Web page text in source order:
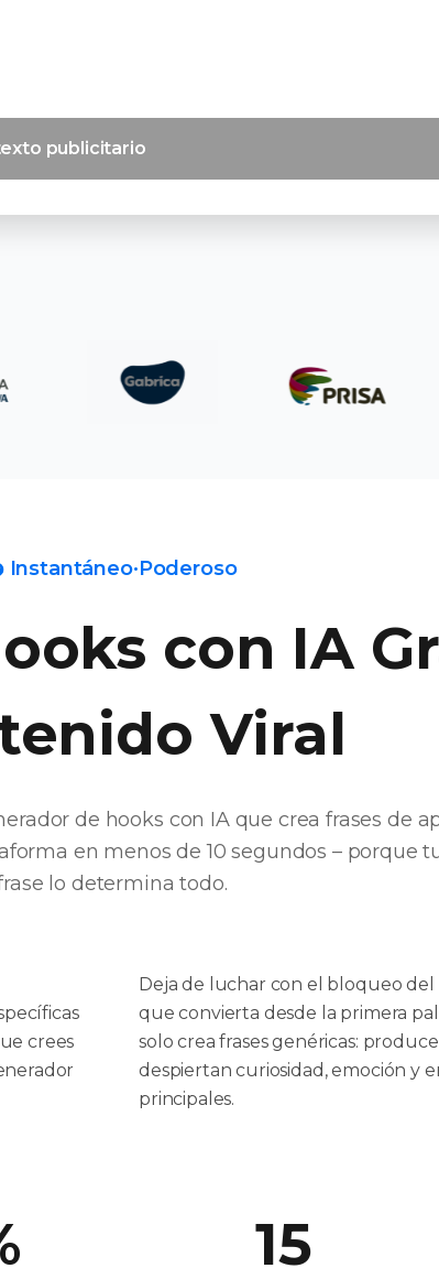
publicitario
Instantáneo·Poderoso
con IA
Viral
de hooks con IA que crea frases de
en menos de 10 segundos – porque
lo determina todo.
crees
Deja de luchar con el bloqueo
que convierta desde la primera
solo crea frases genéricas:
despiertan curiosidad, emoción y
principales.
15